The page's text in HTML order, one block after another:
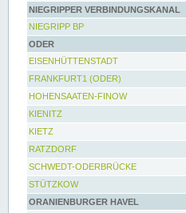
NIEGRIPPER VERBINDUNGSKANAL
NIEGRIPP BP
ODER
EISENHÜTTENSTADT
FRANKFURT1 (ODER)
HOHENSAATEN-FINOW
KIENITZ
KIETZ
RATZDORF
SCHWEDT-ODERBRÜCKE
STÜTZKOW
ORANIENBURGER HAVEL